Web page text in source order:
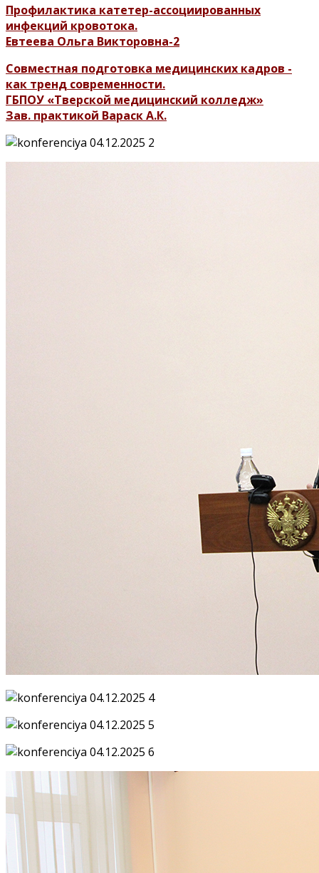
Профилактика катетер-ассоциированных
инфекций кровотока.
Евтеева Ольга Викторовна-2
Совместная подготовка медицинских кадров -
как тренд современности.
ГБПОУ «Тверской медицинский колледж»
Зав. практикой Вараск А.К.